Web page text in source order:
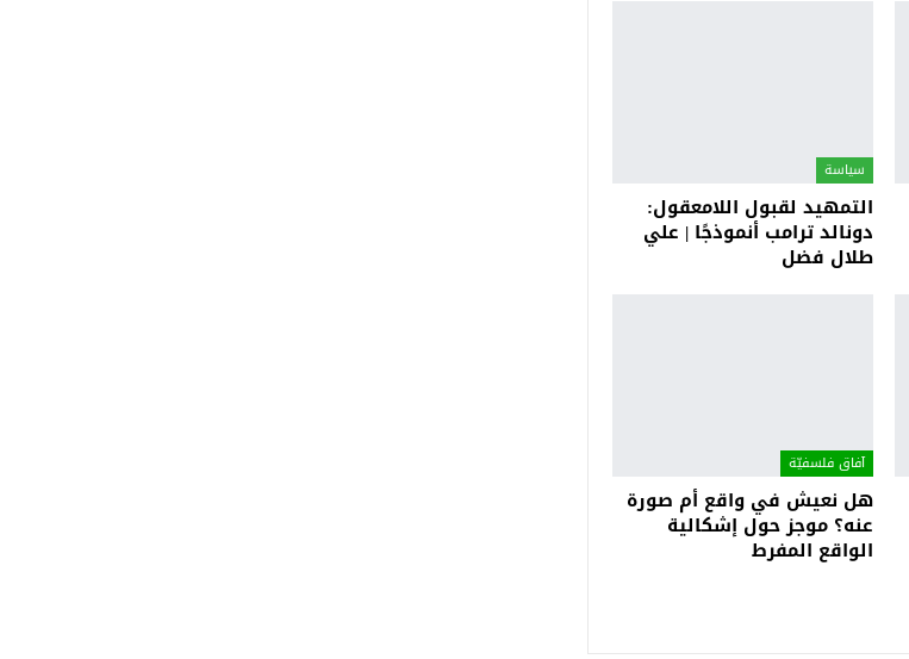
سياسة
التمهيد لقبول اللامعقول:
دونالد ترامب أنموذجًا | علي
طلال فضل
آفاق فلسفيّة‎
هل نعيش في واقع أم صورة
عنه؟ موجز حول إشكالية
الواقع المفرط